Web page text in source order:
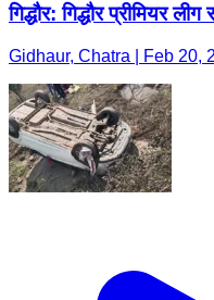
गिद्धौर: गिद्धौर प्रीमियर
Gidhaur, Chatra | Feb 20,